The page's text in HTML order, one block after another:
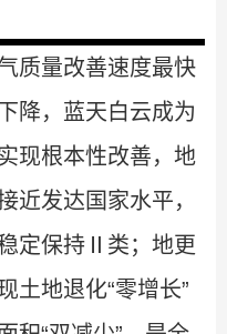
质量改善速度最快
降，蓝天白云成为
现根本性改善，地
近发达国家水平，
定保持Ⅱ类；地更
土地退化“零增长”